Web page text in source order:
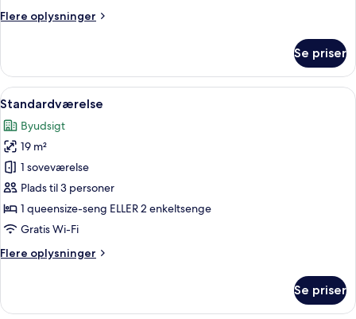
enkeltsenge
Flere oplysninger
Flere
med
dobbeltseng
eller
enkeltsenge
Se priser
Indlæs
alle
billeder
af
Standardværelse
En pænt redt seng med et hvidt
6
Standardværelse
Byudsigt
19 m²
1 soveværelse
Plads til 3 personer
1 queensize-seng ELLER 2 enkeltsenge
Gratis Wi-Fi
Flere oplysninger
Flere
Se priser